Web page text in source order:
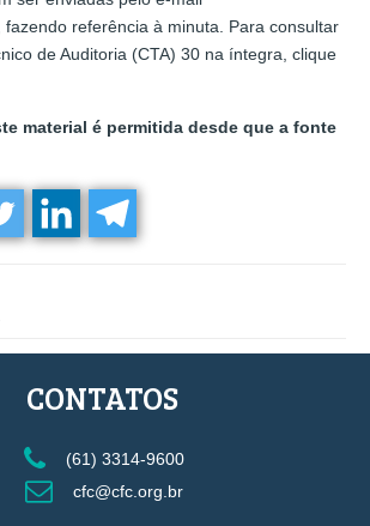
fazendo referência à minuta. Para consultar
de Auditoria (CTA) 30 na íntegra, clique
material é permitida desde que a fonte
CONTATOS
(61) 3314-9600
cfc@cfc.org.br